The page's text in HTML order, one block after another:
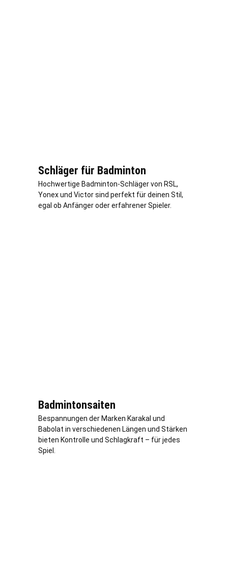
Schläger für Badminton
Hochwertige Badminton-Schläger von RSL,
Yonex und Victor sind perfekt für deinen Stil,
egal ob Anfänger oder erfahrener Spieler.
Badmintonsaiten
Bespannungen der Marken Karakal und
Babolat in verschiedenen Längen und Stärken
bieten Kontrolle und Schlagkraft – für jedes
Spiel.